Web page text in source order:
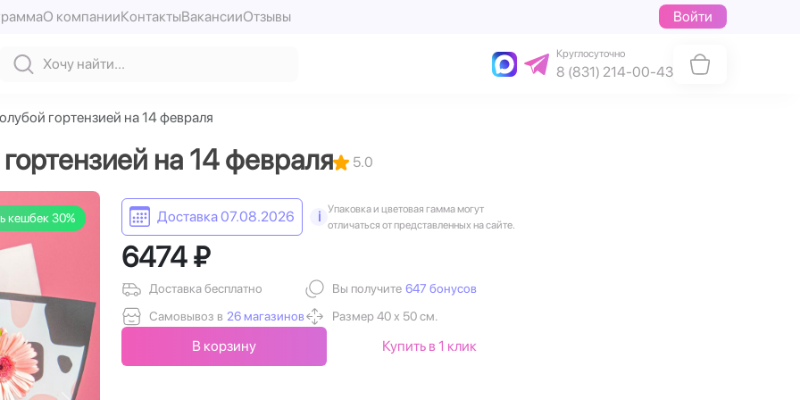
О компанииКонтактыВакансииОтзывы Войти
Круглосуточно
8 (831) 214-00-43
гортензией на 14 февраля
на 14 февраля 5.0
кешбек 30% Доставка 07.08.2026 i
Упаковка и цветовая гамма могут
отличаться от представленных на сайте.
6474 ₽
Доставка бесплатно
Самовывоз в 26 магазинов
Вы получите 647 бонусов
Размер 40 х 50 см.
В корзину Купить в 1 клик